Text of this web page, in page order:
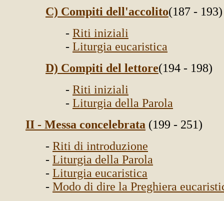
C) Compiti dell'accolito(187 - 193)
- Riti iniziali
- Liturgia eucaristica
D) Compiti del lettore(194 - 198)
- Riti iniziali
- Liturgia della Parola
II - Messa concelebrata (199 - 251)
- Riti di introduzione
- Liturgia della Parola
- Liturgia eucaristica
- Modo di dire la Preghiera